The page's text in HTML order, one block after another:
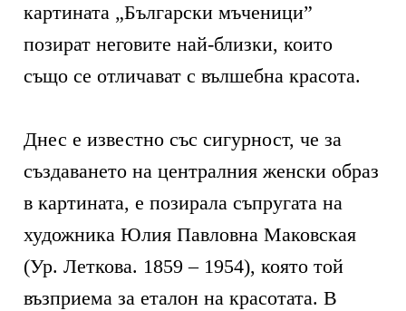
картината „Български мъченици”
позират неговите най-близки, които
също се отличават с вълшебна красота.
Днес е известно със сигурност, че за
създаването на централния женски образ
в картината, е позирала съпругата на
художника Юлия Павловна Маковская
(Ур. Леткова. 1859 – 1954), която той
възприема за еталон на красотата. В